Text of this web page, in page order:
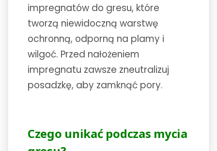
impregnatów do gresu, które
tworzą niewidoczną warstwę
ochronną, odporną na plamy i
wilgoć. Przed nałożeniem
impregnatu zawsze zneutralizuj
posadzkę, aby zamknąć pory.
Czego unikać podczas mycia